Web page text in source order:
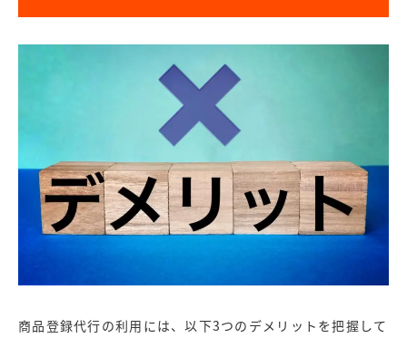
商品登録代行の利用には、以下3つのデメリットを把握して